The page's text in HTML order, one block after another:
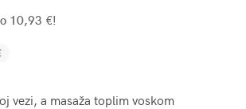
10,93 €!
vezi, a masaža toplim voskom